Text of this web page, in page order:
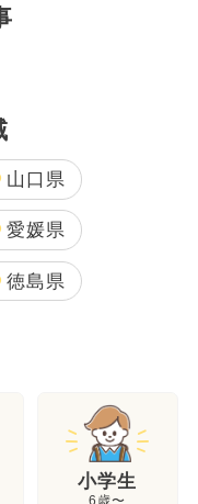
山口県
愛媛県
徳島県
小学生
6歳〜